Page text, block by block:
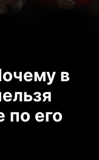
в
по его